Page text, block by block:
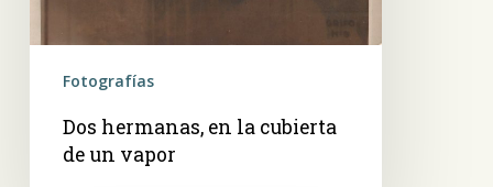
Fotografías
Dos hermanas, en la cubierta
de un vapor